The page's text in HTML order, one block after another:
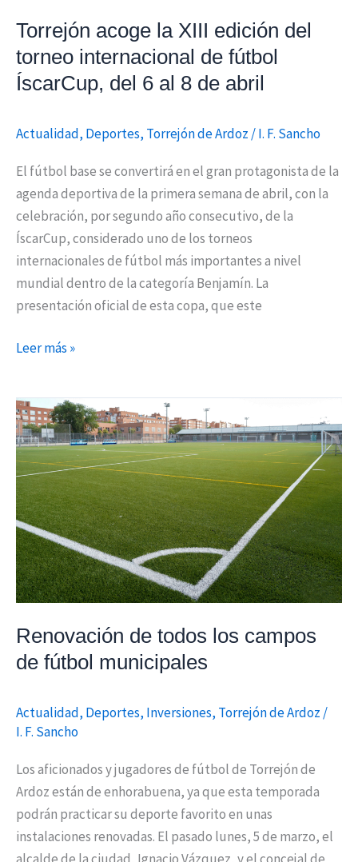
Torrejón acoge la XIII edición del
torneo internacional de fútbol
ÍscarCup, del 6 al 8 de abril
Actualidad, Deportes, Torrejón de Ardoz/I. F. Sancho
El fútbol base se convertirá en el gran protagonista de la
agenda deportiva de la primera semana de abril, con la
celebración, por segundo año consecutivo, de la
ÍscarCup, considerado uno de los torneos
internacionales de fútbol más importantes a nivel
mundial dentro de la categoría Benjamín. La
presentación oficial de esta copa, que este
de
ÍscarCup,
del
al
de
abril
Leer más »
Renovación de todos los campos
de fútbol municipales
Actualidad, Deportes, Inversiones, Torrejón de Ardoz/
I. F. Sancho
Los aficionados y jugadores de fútbol de Torrejón de
Ardoz están de enhorabuena, ya que esta temporada
podrán practicar su deporte favorito en unas
instalaciones renovadas. El pasado lunes, 5 de marzo, el
Renovación
de
todos
los
campos
de
fútbol
municipales